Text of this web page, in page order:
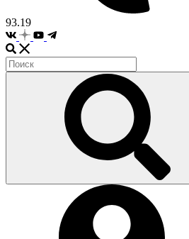
93.19